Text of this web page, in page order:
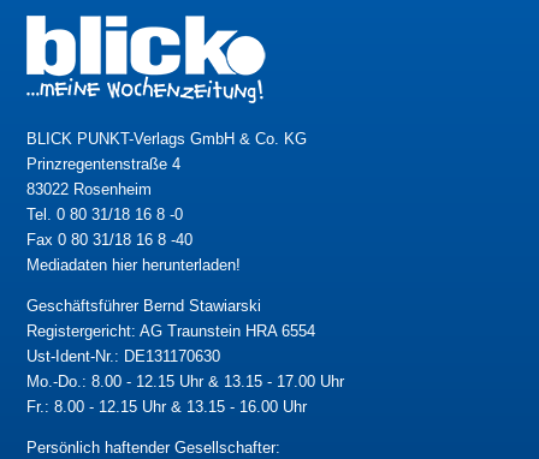
BLICK PUNKT-Verlags GmbH & Co. KG
Prinzregentenstraße 4
83022 Rosenheim
Tel. 0 80 31/18 16 8 -0
Fax 0 80 31/18 16 8 -40
Mediadaten hier herunterladen!
Geschäftsführer Bernd Stawiarski
Registergericht: AG Traunstein HRA 6554
Ust-Ident-Nr.: DE131170630
Mo.-Do.: 8.00 - 12.15 Uhr & 13.15 - 17.00 Uhr
Fr.: 8.00 - 12.15 Uhr & 13.15 - 16.00 Uhr
Persönlich haftender Gesellschafter: